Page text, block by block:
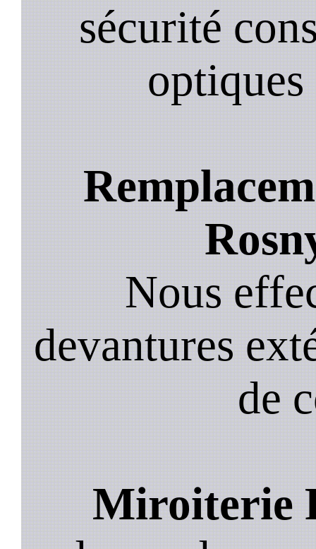
sécurité
optiques
Nous
devantures
de
Miroiterie